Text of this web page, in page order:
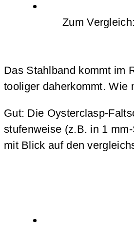
Zum
Das Stahlband kommt im
tooliger daherkommt. Wie
Gut: Die Oysterclasp-
stufenweise (z.B. in 1
mit Blick auf den